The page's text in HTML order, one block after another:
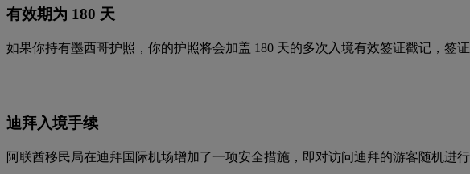
有效期为 180 天
如果你持有墨西哥护照，你的护照将会加盖 180 天的多次入境有效签证戳记，签
迪拜入境手续
阿联酋移民局在迪拜国际机场增加了一项安全措施，即对访问迪拜的游客随机进行